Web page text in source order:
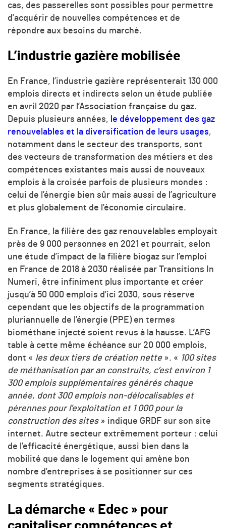
cas, des passerelles sont possibles pour permettre
d’acquérir de nouvelles compétences et de
répondre aux besoins du marché.
L’industrie gazière mobilisée
En France, l’industrie gazière représenterait 130 000
emplois directs et indirects selon un étude publiée
en avril 2020 par l’Association française du gaz.
Depuis plusieurs années, le développement des gaz
renouvelables et la diversification de leurs usages,
notamment dans le secteur des transports, sont
des vecteurs de transformation des métiers et des
compétences existantes mais aussi de nouveaux
emplois à la croisée parfois de plusieurs mondes :
celui de l’énergie bien sûr mais aussi de l’agriculture
et plus globalement de l’économie circulaire.
En France, la filière des gaz renouvelables employait
près de 9 000 personnes en 2021 et pourrait, selon
une étude d’impact de la filière biogaz sur l’emploi
en France de 2018 à 2030 réalisée par Transitions In
Numeri, être infiniment plus importante et créer
jusqu’à 50 000 emplois d’ici 2030, sous réserve
cependant que les objectifs de la programmation
pluriannuelle de l’énergie (PPE) en termes
biométhane injecté soient revus à la hausse. L’AFG
table à cette même échéance sur 20 000 emplois,
dont « les deux tiers de création nette ». « 100 sites
de méthanisation par an construits, c’est environ 1
300 emplois supplémentaires générés chaque
année, dont 300 emplois non-délocalisables et
pérennes pour l’exploitation et 1 000 pour la
construction des sites» indique GRDF sur son site
internet. Autre secteur extrêmement porteur : celui
de l’efficacité énergétique, aussi bien dans la
mobilité que dans le logement qui amène bon
nombre d’entreprises à se positionner sur ces
segments stratégiques.
La démarche « Edec » pour